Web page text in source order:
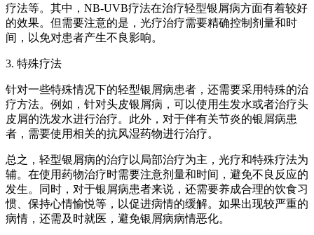
疗法等。其中，NB-UVB疗法在治疗轻型银屑病方面有着较好
的效果。但需要注意的是，光疗治疗需要精确控制剂量和时
间，以免对患者产生不良影响。
3. 特殊疗法
针对一些特殊情况下的轻型银屑病患者，还需要采用特殊的治
疗方法。例如，针对头皮银屑病，可以使用生发水或者治疗头
皮屑的洗发水进行治疗。此外，对于伴有关节炎的银屑病患
者，需要使用相关的抗风湿药物进行治疗。
总之，轻型银屑病的治疗以局部治疗为主，光疗和特殊疗法为
辅。在使用药物治疗时需要注意剂量和时间，避免不良反应的
发生。同时，对于银屑病患者来说，还需要养成合理的饮食习
惯、保持心情愉悦等，以促进病情的缓解。如果出现较严重的
病情，还需及时就医，避免银屑病病情恶化。